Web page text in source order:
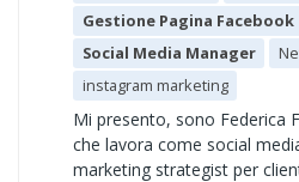
Gestione Pagina Facebook
Social Media Manager
instagram marketing
Mi presento, sono Federica
che lavora come social
marketing strategist per